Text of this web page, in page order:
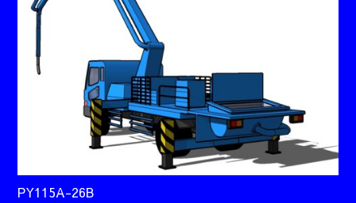
PY115A-26B